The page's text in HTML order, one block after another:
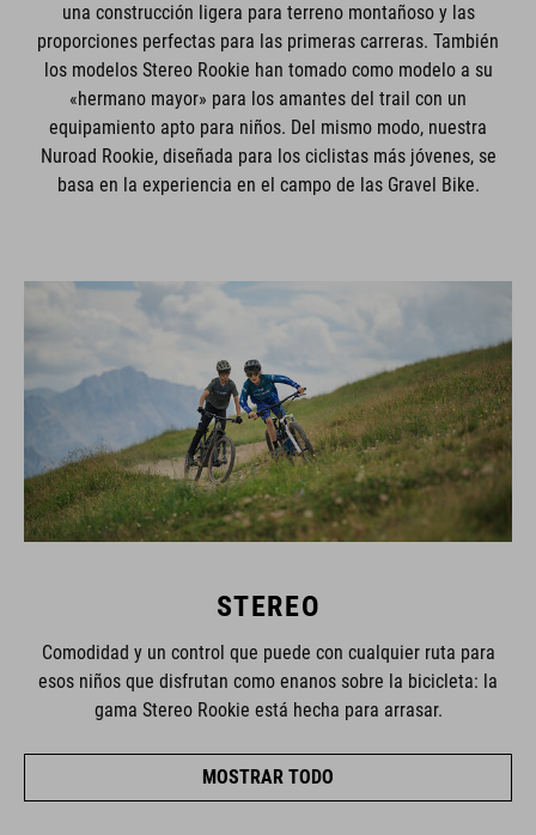
una construcción ligera para terreno montañoso y las
proporciones perfectas para las primeras carreras. También
los modelos Stereo Rookie han tomado como modelo a su
«hermano mayor» para los amantes del trail con un
equipamiento apto para niños. Del mismo modo, nuestra
Nuroad Rookie, diseñada para los ciclistas más jóvenes, se
basa en la experiencia en el campo de las Gravel Bike.
STEREO
Comodidad y un control que puede con cualquier ruta para
esos niños que disfrutan como enanos sobre la bicicleta: la
gama Stereo Rookie está hecha para arrasar.
MOSTRAR TODO